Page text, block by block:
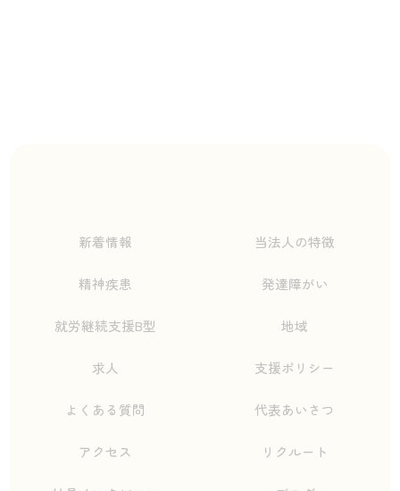
新着情報 当法人の特徴
精神疾患 発達障がい
就労継続支援B型 地域
求人 支援ポリシー
よくある質問 代表あいさつ
アクセス リクルート